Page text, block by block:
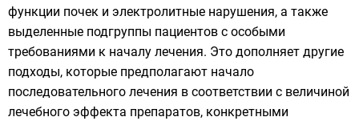
функции почек и электролитные нарушения, а также
выделенные подгруппы пациентов с особыми
требованиями к началу лечения. Это дополняет другие
подходы, которые предполагают начало
последовательного лечения в соответствии с величиной
лечебного эффекта препаратов, конкретными